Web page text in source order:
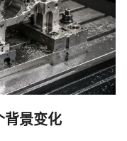
背景变化